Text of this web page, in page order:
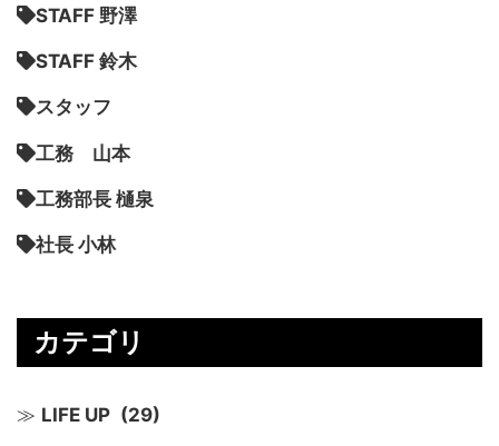
STAFF 野澤
STAFF 鈴木
スタッフ
工務 山本
工務部長 樋泉
社長 小林
カテゴリ
LIFE UP (29)